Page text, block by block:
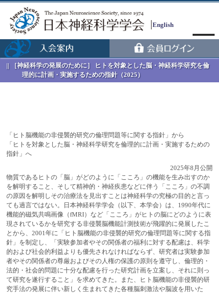
English
［神経科学の発展のために］ ヒトを対象とした脳・神経科学研究を倫
理的に計画・実施するための指針（2025）
「ヒト脳機能の非侵襲的研究の倫理問題等に関する指針」から
「ヒトを対象とした脳・神経科学研究を倫理的に計画・実施するための
指針」へ
2025年8月公開
物質であるヒトの「脳」がどのように「こころ」の機能を生み出すのか
を解明すること、そして精神的・神経疾患などに伴う「こころ」の不調
の原因を解明しその治療法を見出すことは神経科学の究極の目的と言っ
ても過言ではない。日本神経科学学会（以下、本学会）は、1990年代に
機能的磁気共鳴画像（fMRI）など「こころ」がヒトの脳にどのように表
現されているかを研究する非侵襲脳機能計測技術が飛躍的に発展したこ
とから、2001年に「ヒト脳機能の非侵襲的研究の倫理問題等に関する指
針」を制定し、「実験参加者やその関係者の福利に対する配慮は、科学
的および社会的利益よりも優先されなければならず、研究者は実験参加
者やその関係者の尊厳およびその人権の保護の原則を遵守し、倫理的・
法的・社会的問題に十分な配慮を行った研究計画を立案し、それに則っ
て研究を遂行すること」を求めてきた。また、ヒト脳機能の非侵襲的研
究手法の発展に伴い新しく生まれてきた各種脳刺激法や脳波を用いた